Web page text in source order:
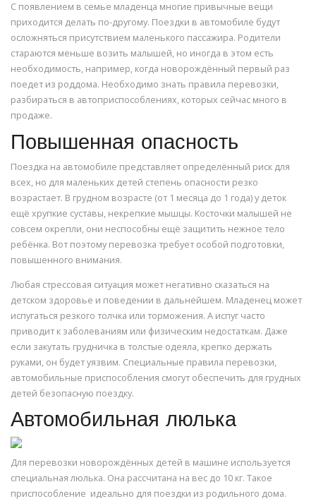
С появлением в семье младенца многие привычные вещи
приходится делать по-другому. Поездки в автомобиле будут
осложняться присутствием маленького пассажира. Родители
стараются меньше возить малышей, но иногда в этом есть
необходимость, например, когда новорождённый первый раз
поедет из роддома. Необходимо знать правила перевозки,
разбираться в автоприспособлениях, которых сейчас много в
продаже.
Повышенная опасность
Поездка на автомобиле представляет определённый риск для
всех, но для маленьких детей степень опасности резко
возрастает. В грудном возрасте (от 1 месяца до 1 года) у деток
ещё хрупкие суставы, некрепкие мышцы. Косточки малышей не
совсем окрепли, они неспособны ещё защитить нежное тело
ребёнка. Вот поэтому перевозка требует особой подготовки,
повышенного внимания.
Любая стрессовая ситуация может негативно сказаться на
детском здоровье и поведении в дальнейшем. Младенец может
испугаться резкого толчка или торможения. А испуг часто
приводит к заболеваниям или физическим недостаткам. Даже
если закутать грудничка в толстые одеяла, крепко держать
руками, он будет уязвим. Специальные правила перевозки,
автомобильные приспособления смогут обеспечить для грудных
детей безопасную поездку.
Автомобильная люлька
Для перевозки новорождённых детей в машине используется
специальная люлька. Она рассчитана на вес до 10 кг. Такое
приспособление идеально для поездки из родильного дома.